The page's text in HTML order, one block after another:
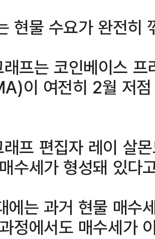
현물 수요가 완전히
프는 코인베이스
이 여전히 2월 저
래프 편집자 레이 살
수세가 형성돼 있다
에는 과거 현물 매수
정에서도 매수세가